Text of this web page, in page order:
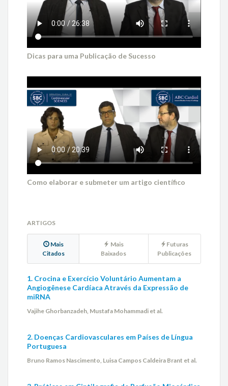
Dicas para uma Publicação de Sucesso
Como elaborar e submeter um artigo científico
ARTIGOS
Mais
Citados
Mais
Baixados
Futuras
Publicações
1. Crocina e Exercício Voluntário Aumentam a
Angiogênese Cardíaca Através da Expressão de
miRNA
Vajihe Ghorbanzadeh, Mustafa Mohammadi et al.
2. Doenças Cardiovasculares em Países de Língua
Portuguesa
Bruno Ramos Nascimento, Luisa Campos Caldeira Brant et al.